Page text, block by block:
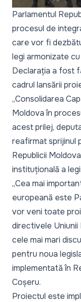
Parlamentul
procesul de
care vor fi
legi armonizate
Declarația a fost
cadrul lansării
„Consolidarea
Moldova în
acest prilej,
reafirmat sprijinul
Republicii
instituțională a
„Cea mai
europeană este
vor veni toate
directivele
cele mai mari
pentru noua
implementată în
Coșeru.
Proiectul este